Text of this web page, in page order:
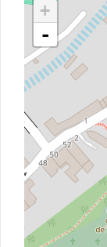
+
-